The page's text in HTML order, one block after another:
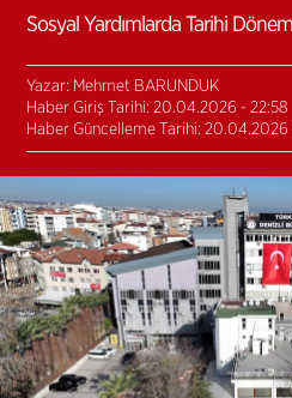
Sosyal Yardımlarda Tarihi Dönem
Yazar: Mehmet BARUNDUK
Haber Giriş Tarihi: 20.04.2026 - 22:58
Haber Güncelleme Tarihi: 20.04.2026